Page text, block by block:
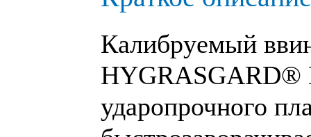
Калибруемый
HYGRASGARD®
ударопрочного